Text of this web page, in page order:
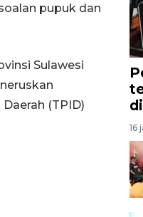
pupuk dan
Sulawesi
(TPID)
16